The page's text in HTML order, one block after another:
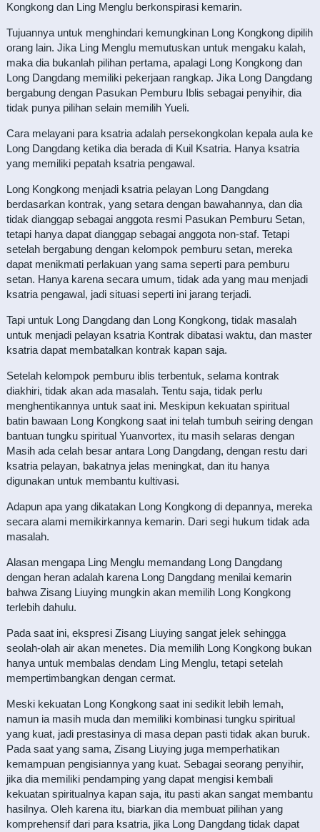
Kongkong dan Ling Menglu berkonspirasi kemarin.
Tujuannya untuk menghindari kemungkinan Long Kongkong dipilih
orang lain. Jika Ling Menglu memutuskan untuk mengaku kalah,
maka dia bukanlah pilihan pertama, apalagi Long Kongkong dan
Long Dangdang memiliki pekerjaan rangkap. Jika Long Dangdang
bergabung dengan Pasukan Pemburu Iblis sebagai penyihir, dia
tidak punya pilihan selain memilih Yueli.
Cara melayani para ksatria adalah persekongkolan kepala aula ke
Long Dangdang ketika dia berada di Kuil Ksatria. Hanya ksatria
yang memiliki pepatah ksatria pengawal.
Long Kongkong menjadi ksatria pelayan Long Dangdang
berdasarkan kontrak, yang setara dengan bawahannya, dan dia
tidak dianggap sebagai anggota resmi Pasukan Pemburu Setan,
tetapi hanya dapat dianggap sebagai anggota non-staf. Tetapi
setelah bergabung dengan kelompok pemburu setan, mereka
dapat menikmati perlakuan yang sama seperti para pemburu
setan. Hanya karena secara umum, tidak ada yang mau menjadi
ksatria pengawal, jadi situasi seperti ini jarang terjadi.
Tapi untuk Long Dangdang dan Long Kongkong, tidak masalah
untuk menjadi pelayan ksatria Kontrak dibatasi waktu, dan master
ksatria dapat membatalkan kontrak kapan saja.
Setelah kelompok pemburu iblis terbentuk, selama kontrak
diakhiri, tidak akan ada masalah. Tentu saja, tidak perlu
menghentikannya untuk saat ini. Meskipun kekuatan spiritual
batin bawaan Long Kongkong saat ini telah tumbuh seiring dengan
bantuan tungku spiritual Yuanvortex, itu masih selaras dengan
Masih ada celah besar antara Long Dangdang, dengan restu dari
ksatria pelayan, bakatnya jelas meningkat, dan itu hanya
digunakan untuk membantu kultivasi.
Adapun apa yang dikatakan Long Kongkong di depannya, mereka
secara alami memikirkannya kemarin. Dari segi hukum tidak ada
masalah.
Alasan mengapa Ling Menglu memandang Long Dangdang
dengan heran adalah karena Long Dangdang menilai kemarin
bahwa Zisang Liuying mungkin akan memilih Long Kongkong
terlebih dahulu.
Pada saat ini, ekspresi Zisang Liuying sangat jelek sehingga
seolah-olah air akan menetes. Dia memilih Long Kongkong bukan
hanya untuk membalas dendam Ling Menglu, tetapi setelah
mempertimbangkan dengan cermat.
Meski kekuatan Long Kongkong saat ini sedikit lebih lemah,
namun ia masih muda dan memiliki kombinasi tungku spiritual
yang kuat, jadi prestasinya di masa depan pasti tidak akan buruk.
Pada saat yang sama, Zisang Liuying juga memperhatikan
kemampuan pengisiannya yang kuat. Sebagai seorang penyihir,
jika dia memiliki pendamping yang dapat mengisi kembali
kekuatan spiritualnya kapan saja, itu pasti akan sangat membantu
hasilnya. Oleh karena itu, biarkan dia membuat pilihan yang
komprehensif dari para ksatria, jika Long Dangdang tidak dapat